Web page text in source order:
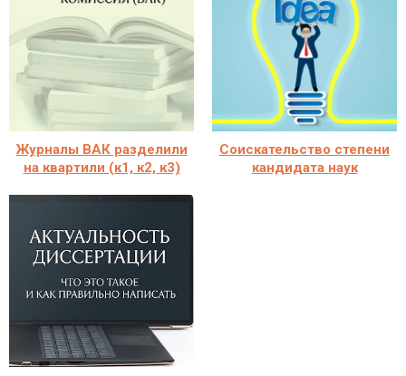
Журналы ВАК разделили
на квартили (к1, к2, к3)
Соискательство степени
кандидата наук